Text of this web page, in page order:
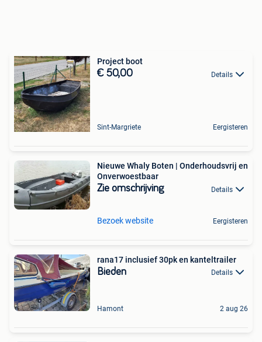
Project boot
€ 50,00 Details
Sint-Margriete Eergisteren
Nieuwe Whaly Boten | Onderhoudsvrij en
Onverwoestbaar
Zie omschrijving Details
Bezoek website Eergisteren
rana17 inclusief 30pk en kanteltrailer
Bieden Details
Hamont 2 aug 26